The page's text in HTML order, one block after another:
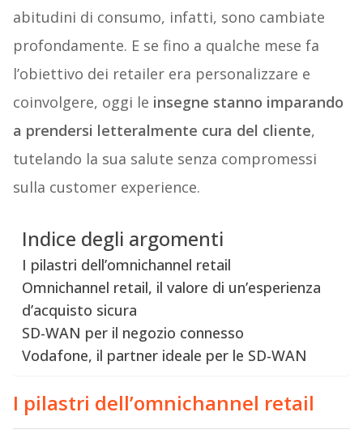
abitudini di consumo, infatti, sono cambiate
profondamente. E se fino a qualche mese fa
l’obiettivo dei retailer era personalizzare e
coinvolgere, oggi le insegne stanno imparando
a prendersi letteralmente cura del cliente,
tutelando la sua salute senza compromessi
sulla customer experience.
Indice degli argomenti
I pilastri dell’omnichannel retail
Omnichannel retail, il valore di un’esperienza
d’acquisto sicura
SD-WAN per il negozio connesso
Vodafone, il partner ideale per le SD-WAN
I pilastri dell’omnichannel retail